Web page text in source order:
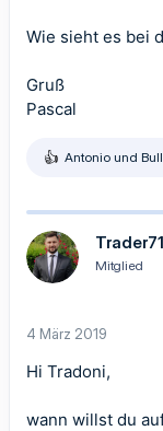
Wie sieht es bei
Gruß
Pascal
R
k
t
i
o
n
:
Antonio und
Mitglied
4 März 2019
Hi Tradoni,
wann willst du